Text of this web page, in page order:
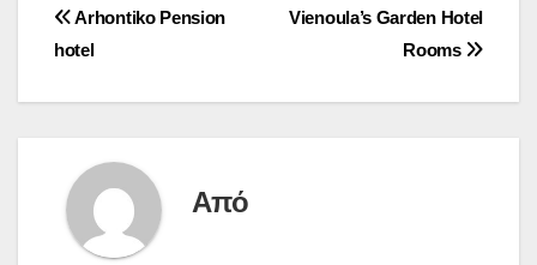
Πλοήγηση
Vienoula’s Garden Hotel
Rooms
Arhontiko Pension
hotel
Από